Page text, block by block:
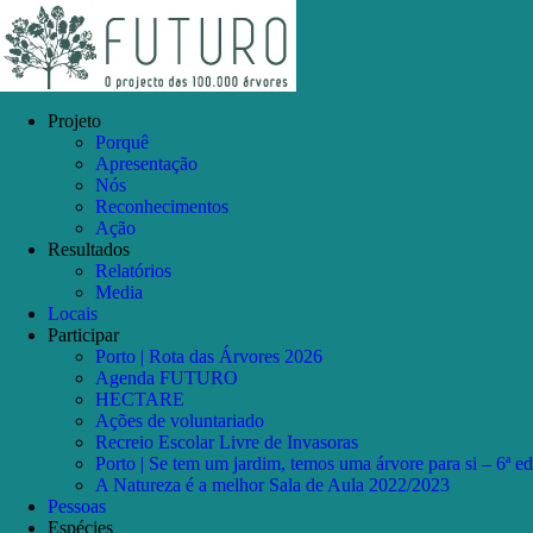
to
content
Facebook
Instagram
YouTube
Projeto
Porquê
Apresentação
Nós
Reconhecimentos
Ação
Resultados
Relatórios
Media
Locais
Participar
Porto | Rota das Árvores 2026
Agenda FUTURO
HECTARE
Ações de voluntariado
Recreio Escolar Livre de Invasoras
Porto | Se tem um jardim, temos uma árvore para si – 6ª
A Natureza é a melhor Sala de Aula 2022/2023
Pessoas
Espécies